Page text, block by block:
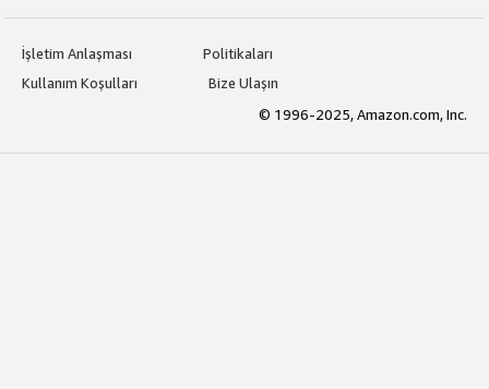
İşletim Anlaşması
Politikaları
Kullanım Koşulları
Bize Ulaşın
© 1996-2025, Amazon.com, Inc.